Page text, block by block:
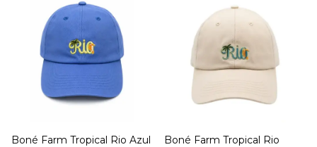
Boné Farm Tropical Rio Azul Boné Farm Tropical Rio